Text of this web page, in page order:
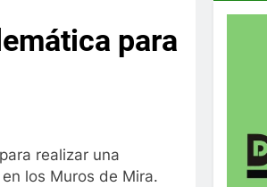
para
realizar una
los Muros de Mira.